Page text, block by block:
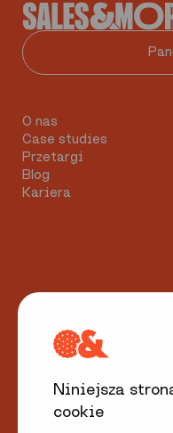
Niniejsza
cookie
O nas
Case studies
Przetargi
Blog
Kariera